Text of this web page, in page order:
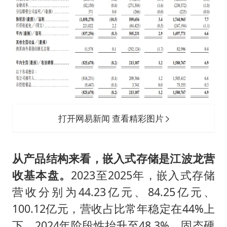
打开网易新闻 查看精彩图片
从产品结构来看，嵌入式存储是江波龙营
收基本盘。 2023至2025年，嵌入式存储
营收分别为44.23亿元、84.25亿元、
100.12亿元，营收占比常年稳定在44%上